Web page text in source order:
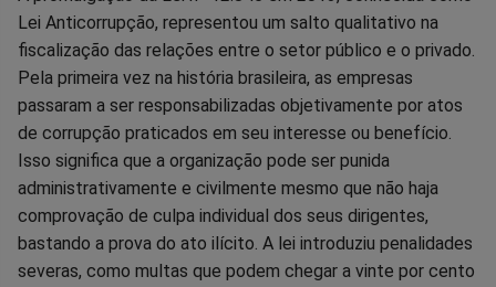
Lei Anticorrupção, representou um salto qualitativo na
fiscalização das relações entre o setor público e o privado.
Pela primeira vez na história brasileira, as empresas
passaram a ser responsabilizadas objetivamente por atos
de corrupção praticados em seu interesse ou benefício.
Isso significa que a organização pode ser punida
administrativamente e civilmente mesmo que não haja
comprovação de culpa individual dos seus dirigentes,
bastando a prova do ato ilícito. A lei introduziu penalidades
severas, como multas que podem chegar a vinte por cento